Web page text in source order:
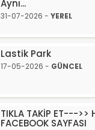
Aynı...
31-07-2026 - YEREL
Lastik Park
17-05-2026 - GÜNCEL
TIKLA TAKİP ET--->>
FACEBOOK SAYFASI